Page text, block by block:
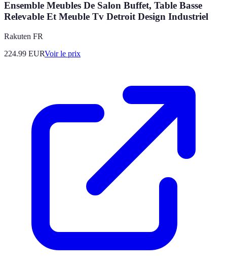
Ensemble Meubles De Salon Buffet, Table Basse
Relevable Et Meuble Tv Detroit Design Industriel
Rakuten FR
224.99 EURVoir le prix